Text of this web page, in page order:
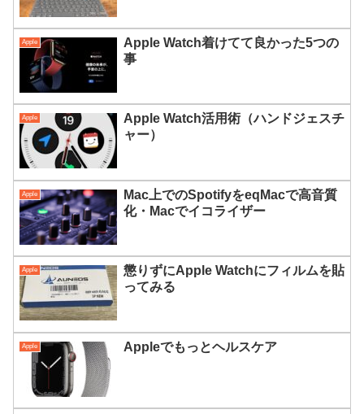
Apple
Apple Watch着けてて良かった5つの
事
Apple
Apple Watch活用術（ハンドジェスチ
ャー）
Apple
Mac上でのSpotifyをeqMacで高音質
化・Macでイコライザー
Apple
懲りずにApple Watchにフィルムを貼
ってみる
Apple Appleでもっとヘルスケア